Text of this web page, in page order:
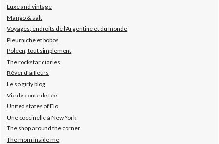
Luxe and vintage
Mango & salt
Voyages, endroits de l'Argentine et du monde
Pleurniche et bobos
Poleen, tout simplement
The rockstar diaries
Rêver d'ailleurs
Le so girly blog
Vie de conte de fée
United states of Flo
Une coccinelle à New York
The shop around the corner
The mom inside me